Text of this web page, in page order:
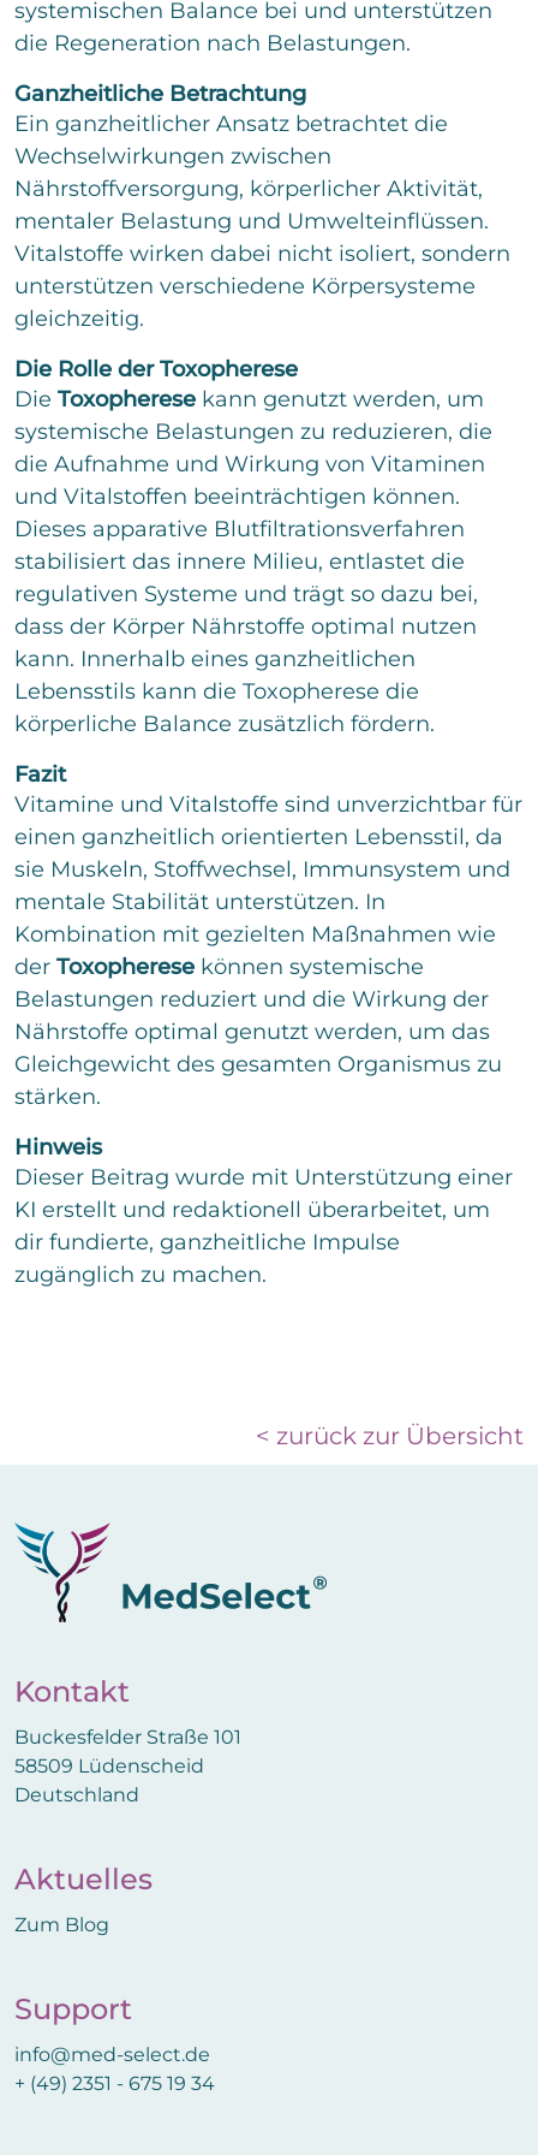
systemischen Balance bei und unterstützen
die Regeneration nach Belastungen.
Ganzheitliche Betrachtung
Ein ganzheitlicher Ansatz betrachtet die
Wechselwirkungen zwischen
Nährstoffversorgung, körperlicher Aktivität,
mentaler Belastung und Umwelteinflüssen.
Vitalstoffe wirken dabei nicht isoliert, sondern
unterstützen verschiedene Körpersysteme
gleichzeitig.
Die Rolle der Toxopherese
Die Toxopherese kann genutzt werden, um
systemische Belastungen zu reduzieren, die
die Aufnahme und Wirkung von Vitaminen
und Vitalstoffen beeinträchtigen können.
Dieses apparative Blutfiltrationsverfahren
stabilisiert das innere Milieu, entlastet die
regulativen Systeme und trägt so dazu bei,
dass der Körper Nährstoffe optimal nutzen
kann. Innerhalb eines ganzheitlichen
Lebensstils kann die Toxopherese die
körperliche Balance zusätzlich fördern.
Fazit
Vitamine und Vitalstoffe sind unverzichtbar für
einen ganzheitlich orientierten Lebensstil, da
sie Muskeln, Stoffwechsel, Immunsystem und
mentale Stabilität unterstützen. In
Kombination mit gezielten Maßnahmen wie
der Toxopherese können systemische
Belastungen reduziert und die Wirkung der
Nährstoffe optimal genutzt werden, um das
Gleichgewicht des gesamten Organismus zu
stärken.
Hinweis
Dieser Beitrag wurde mit Unterstützung einer
KI erstellt und redaktionell überarbeitet, um
dir fundierte, ganzheitliche Impulse
zugänglich zu machen.
< zurück zur Übersicht
Kontakt
Buckesfelder Straße 101
58509 Lüdenscheid
Deutschland
Aktuelles
Zum Blog
Support
info@med-select.de
+ (49) 2351 - 675 19 34